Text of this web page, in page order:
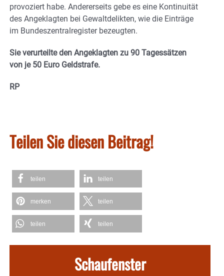
provoziert habe. Andererseits gebe es eine Kontinuität
des Angeklagten bei Gewaltdelikten, wie die Einträge
im Bundeszentralregister bezeugten.
Sie verurteilte den Angeklagten zu 90 Tagessätzen
von je 50 Euro Geldstrafe.
RP
Teilen Sie diesen Beitrag!
teilen teilen
merken teilen
teilen teilen
Schaufenster